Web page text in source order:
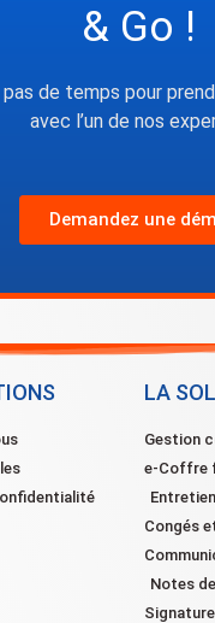
& Go !
de temps pour
avec l’un de nos
Demandez une
LA
Gestion
e-Coffre
Congés
Notes